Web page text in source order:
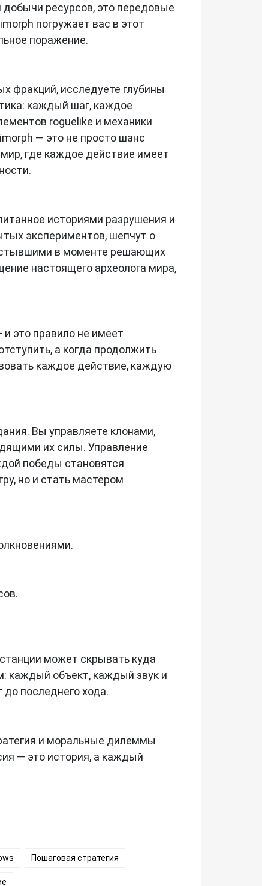
ресурсов, это передовые
погружает вас в этот
поражение.
фракций, исследуете глубины
каждый шаг, каждое
roguelike и механики
— это не просто шанс
где каждое действие имеет
историями разрушения и
экспериментов, шепчут о
в моменте решающих
настоящего археолога мира,
это правило не имеет
а когда продолжить
каждое действие, каждую
Вы управляете клонами,
их силы. Управление
победы становятся
но и стать мастером
может скрывать куда
каждый объект, каждый звук и
последнего хода.
и моральные дилеммы
— это история, а каждый
Пошаговая стратегия